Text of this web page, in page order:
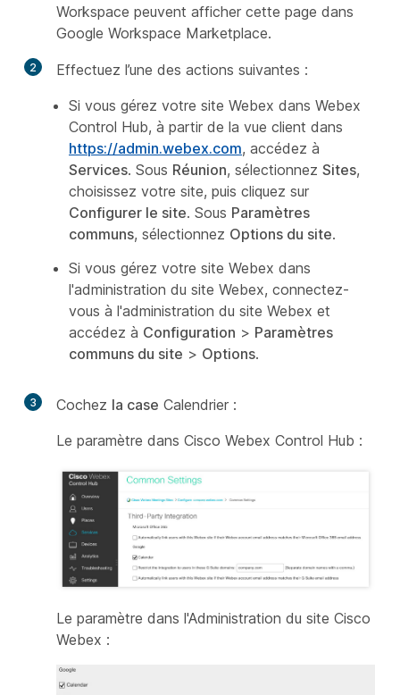
Workspace peuvent afficher cette page dans
Google Workspace Marketplace.
2
Effectuez l’une des actions suivantes :
Si vous gérez votre site Webex dans Webex
Control Hub, à partir de la vue client dans
https://admin.webex.com, accédez à
Services. Sous Réunion, sélectionnez Sites,
choisissez votre site, puis cliquez sur
Configurer le site. Sous Paramètres
communs, sélectionnez Options du site.
Si vous gérez votre site Webex dans
l'administration du site Webex, connectez-
vous à l'administration du site Webex et
accédez à Configuration > Paramètres
communs du site > Options.
3 Cochez la case Calendrier :
Le paramètre dans Cisco Webex Control Hub :
Le paramètre dans l'Administration du site Cisco
Webex :